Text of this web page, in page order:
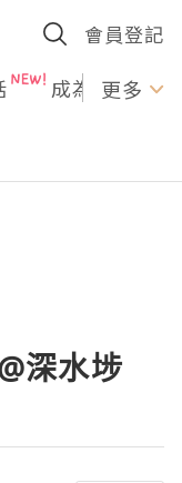
會員登記
成為U更多
深水埗